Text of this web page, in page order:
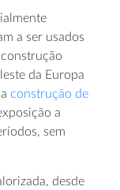
a ser usados
da Europa
construção de
a
sem
desde